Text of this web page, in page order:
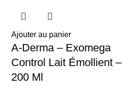
Ajouter au panier
A-Derma – Exomega
Control Lait Émollient –
200 Ml